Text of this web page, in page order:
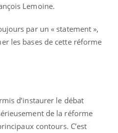
Lemoine.
par un « statement »,
les bases de cette réforme
d’instaurer le débat
de la réforme
contours. C’est